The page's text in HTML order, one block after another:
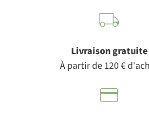
Livraison gratuite
À partir de 120 €